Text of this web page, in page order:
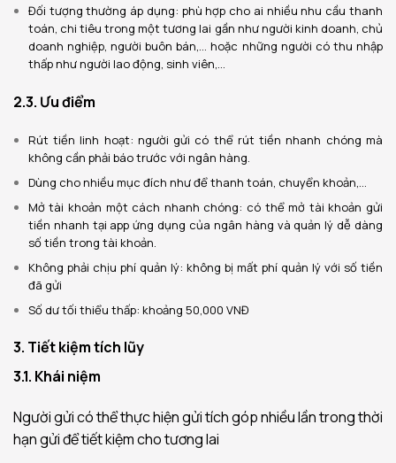
Đối tượng thường áp dụng: phù hợp cho ai nhiều nhu cầu thanh
toán, chi tiêu trong một tương lai gần như người kinh doanh, chủ
doanh nghiệp, người buôn bán,… hoặc những người có thu nhập
thấp như người lao động, sinh viên,…
2.3. Ưu điểm
Rút tiền linh hoạt: người gửi có thể rút tiền nhanh chóng mà
không cần phải báo trước với ngân hàng.
Dùng cho nhiều mục đích như để thanh toán, chuyển khoản,…
Mở tài khoản một cách nhanh chóng: có thể mở tài khoản gửi
tiền nhanh tại app ứng dụng của ngân hàng và quản lý dễ dàng
số tiền trong tài khoản.
Không phải chịu phí quản lý: không bị mất phí quản lý với số tiền
đã gửi
Số dư tối thiểu thấp: khoảng 50,000 VNĐ
3. Tiết kiệm tích lũy
3.1. Khái niệm
Người gửi có thể thực hiện gửi tích góp nhiều lần trong thời
hạn gửi để tiết kiệm cho tương lai